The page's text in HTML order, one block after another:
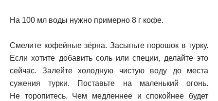
На 100 мл воды нужно примерно 8 г кофе.
Смелите кофейные зёрна. Засыпьте порошок в турку.
Если хотите добавить соль или специи, делайте это
сейчас. Залейте холодную чистую воду до места
сужения турки. Поставьте на маленький огонь.
Не торопитесь. Чем медленнее и спокойнее будет